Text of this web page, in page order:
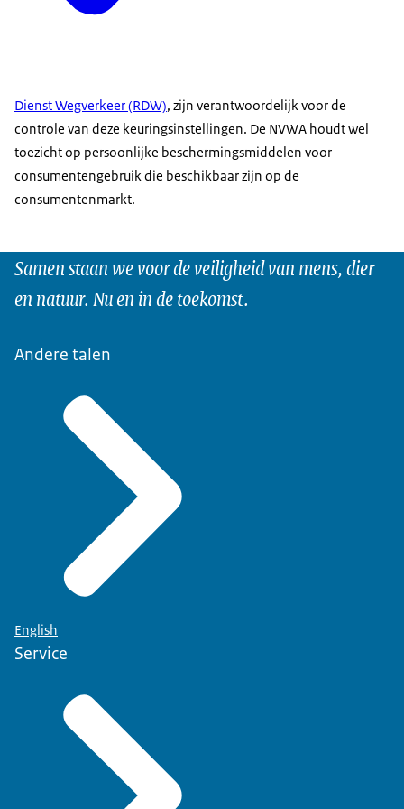
Dienst Wegverkeer (RDW), zijn verantwoordelijk voor de
controle van deze keuringsinstellingen. De NVWA houdt wel
toezicht op persoonlijke beschermingsmiddelen voor
consumentengebruik die beschikbaar zijn op de
consumentenmarkt.
Samen staan we voor de veiligheid van mens, dier
en natuur. Nu en in de toekomst.
Andere talen
English
Service